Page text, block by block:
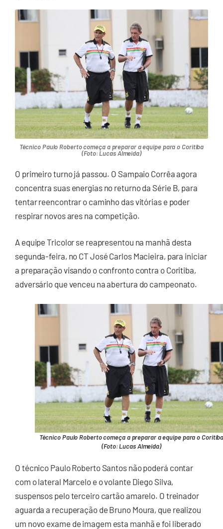
Técnico Paulo Roberto começa a preparar a equipe para o Coritiba
(Foto: Lucas Almeida)
O primeiro turno já passou. O Sampaio Corrêa agora
concentra suas energias no returno da Série B, para
tentar reencontrar o caminho das vitórias e poder
respirar novos ares na competição.
A equipe Tricolor se reapresentou na manhã desta
segunda-feira, no CT José Carlos Macieira, para iniciar
a preparação visando o confronto contra o Coritiba,
adversário que venceu na abertura do campeonato.
Técnico Paulo Roberto começa a preparar a equipe para o
(Foto: Lucas Almeida)
O técnico Paulo Roberto Santos não poderá contar
com o lateral Marcelo e o volante Diego Silva,
suspensos pelo terceiro cartão amarelo. O treinador
aguarda a recuperação de Bruno Moura, que realizou
um novo exame de imagem esta manhã e foi liberado